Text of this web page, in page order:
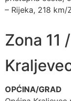
– Rijeka, 218
Zona 11
OPĆINA/GRAD